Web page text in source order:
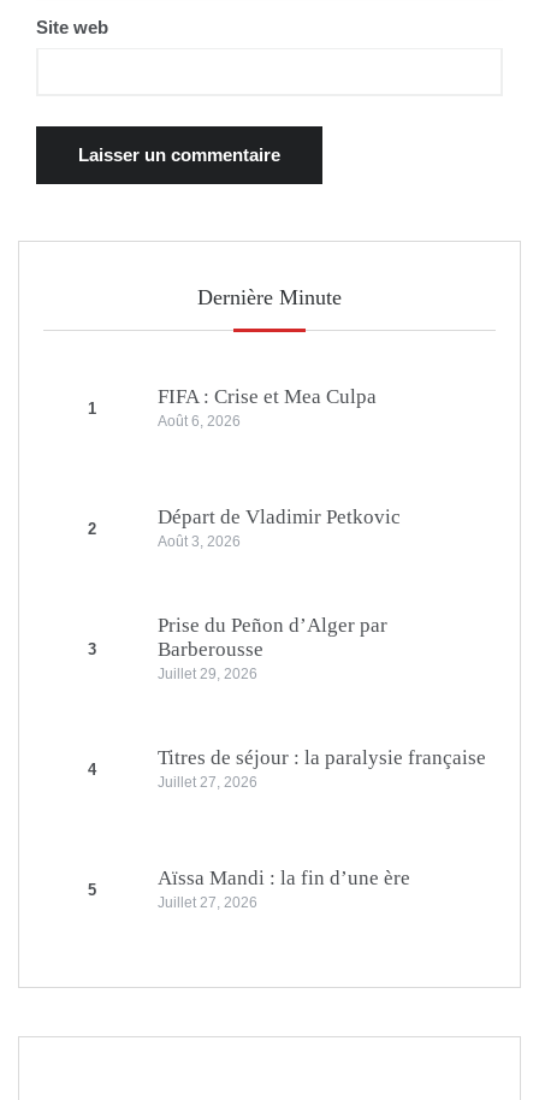
Site web
Dernière Minute
1
FIFA : Crise et Mea Culpa
Août 6, 2026
2
Départ de Vladimir Petkovic
Août 3, 2026
3
Prise du Peñon d’Alger par
Barberousse
Juillet 29, 2026
4
Titres de séjour : la paralysie française
Juillet 27, 2026
5
Aïssa Mandi : la fin d’une ère
Juillet 27, 2026